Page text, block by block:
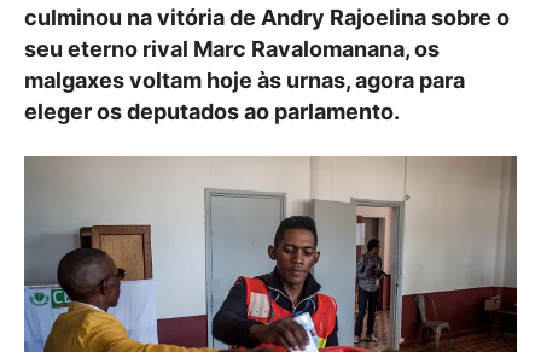
culminou na vitória de Andry Rajoelina sobre o
seu eterno rival Marc Ravalomanana, os
malgaxes voltam hoje às urnas, agora para
eleger os deputados ao parlamento.